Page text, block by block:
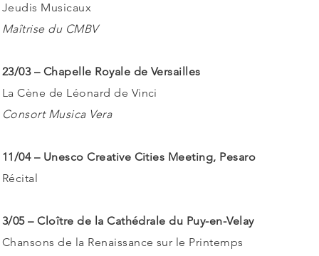
Jeudis Musicaux
Maîtrise du CMBV
23/03 – Chapelle Royale de Versailles
La Cène de Léonard de Vinci
Consort Musica Vera
11/04 – Unesco Creative Cities Meeting, Pesaro
Récital
3/05 – Cloître de la Cathédrale du Puy-en-Velay
Chansons de la Renaissance sur le Printemps